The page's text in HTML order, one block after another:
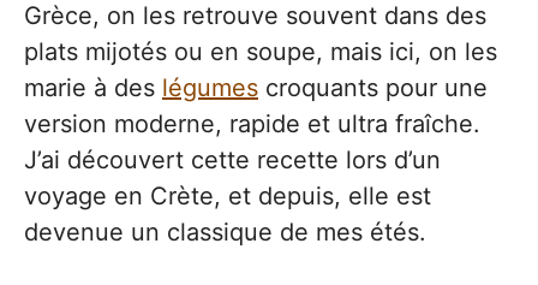
Grèce, on les retrouve souvent dans des
plats mijotés ou en soupe, mais ici, on les
marie à des légumes croquants pour une
version moderne, rapide et ultra fraîche.
J’ai découvert cette recette lors d’un
voyage en Crète, et depuis, elle est
devenue un classique de mes étés.